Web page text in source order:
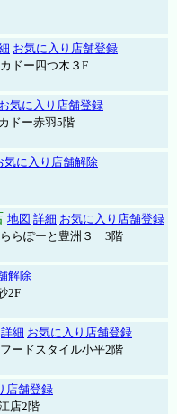
お気に入り店舗登録
ドー四つ木３F
お気に入り店舗登録
ドー赤羽5階
気に入り店舗解除
地図 詳細 お気に入り店舗登録
らぽーと豊洲３ 3階
解除
2F
詳細 お気に入り店舗登録
ードスタイル小平2階
店舗登録
店2階